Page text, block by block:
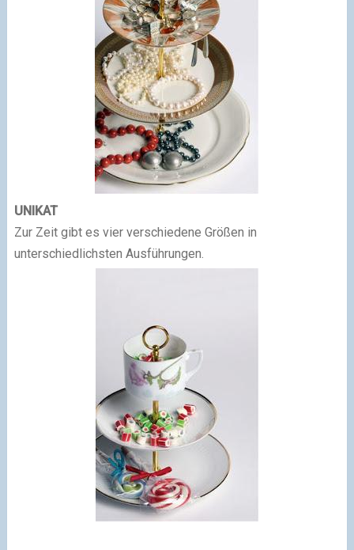
UNIKAT
Zur Zeit gibt es vier verschiedene Größen in
unterschiedlichsten Ausführungen.